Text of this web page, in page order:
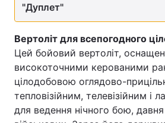
"Дуплет"
Вертоліт для всепогодного
Цей бойовий вертоліт,
високоточними керованими
цілодобовою оглядово-
тепловізійним, телевізійним і
для ведення нічного бою,